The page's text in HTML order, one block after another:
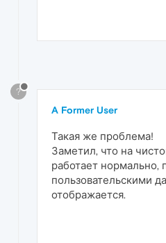
?
A Former User
Такая же проблема!
Заметил, что на
работает нормально,
пользовательскими
отображается.